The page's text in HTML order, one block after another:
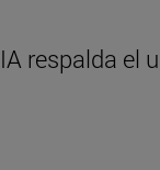
respalda el